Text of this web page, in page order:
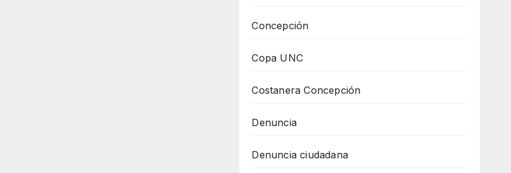
Concepción
Copa UNC
Costanera Concepción
Denuncia
Denuncia ciudadana